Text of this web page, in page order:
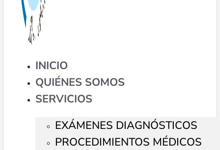
INICIO
QUIÉNES SOMOS
SERVICIOS
EXÁMENES DIAGNÓSTICOS
PROCEDIMIENTOS MÉDICOS